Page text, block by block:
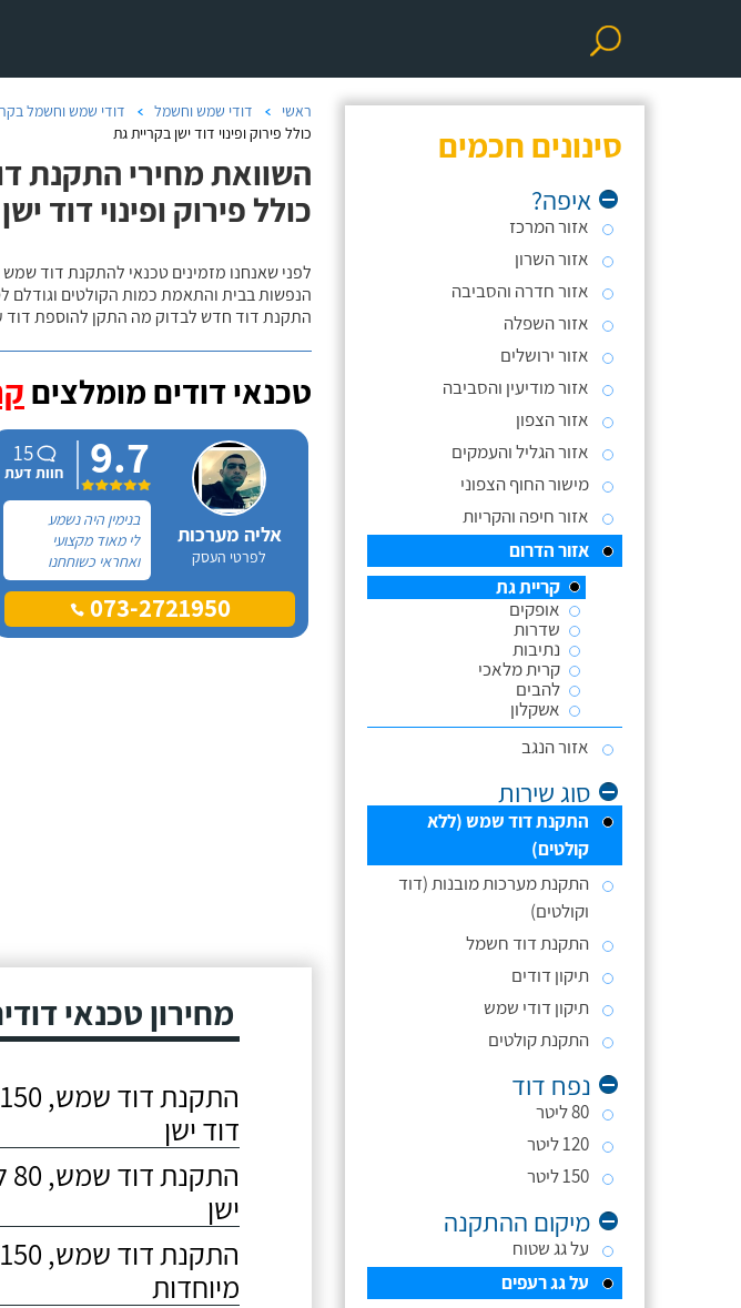
סינונים חכמים
איפה?
אזור המרכז
אזור השרון
אזור חדרה והסביבה
אזור השפלה
אזור ירושלים
אזור מודיעין והסביבה
אזור הצפון
אזור הגליל והעמקים
מישור החוף הצפוני
אזור חיפה והקריות
אזור הדרום
קריית גת
אופקים
שדרות
נתיבות
קרית מלאכי
להבים
אשקלון
אזור הנגב
סוג שירות
התקנת דוד שמש (ללא
קולטים)
התקנת מערכות מובנות (דוד
וקולטים)
התקנת דוד חשמל
תיקון דודים
תיקון דודי שמש
התקנת קולטים
נפח דוד
80 ליטר
120 ליטר
150 ליטר
מיקום ההתקנה
על גג שטוח
על גג רעפים
ראשי דודי שמש וחשמל דודי שמש וחשמל
כולל פירוק ופינוי דוד ישן בקריית גת
השוואת מחירי התקנת
כולל פירוק ופינוי דוד ישן
לפני שאנחנו מזמינים טכנאי להתקנת דוד
הנפשות בבית והתאמת כמות הקולטים
התקנת דוד חדש לבדוק מה התקן להוספת דוד
טכנאי דודים מומלצים
אליה מערכות
לפרטי העסק
9.7
15
חוות דעת
בנימין היה נשמע
לי מאוד מקצועי
ואחראי כשוחחנו
בטלפון לכן, הזמנתי
אותו להחלפת דוד
שמש וקולטים בבניין בו073-2721950
מחירון טכנאי
דוד ישן
ישן
מיוחדות